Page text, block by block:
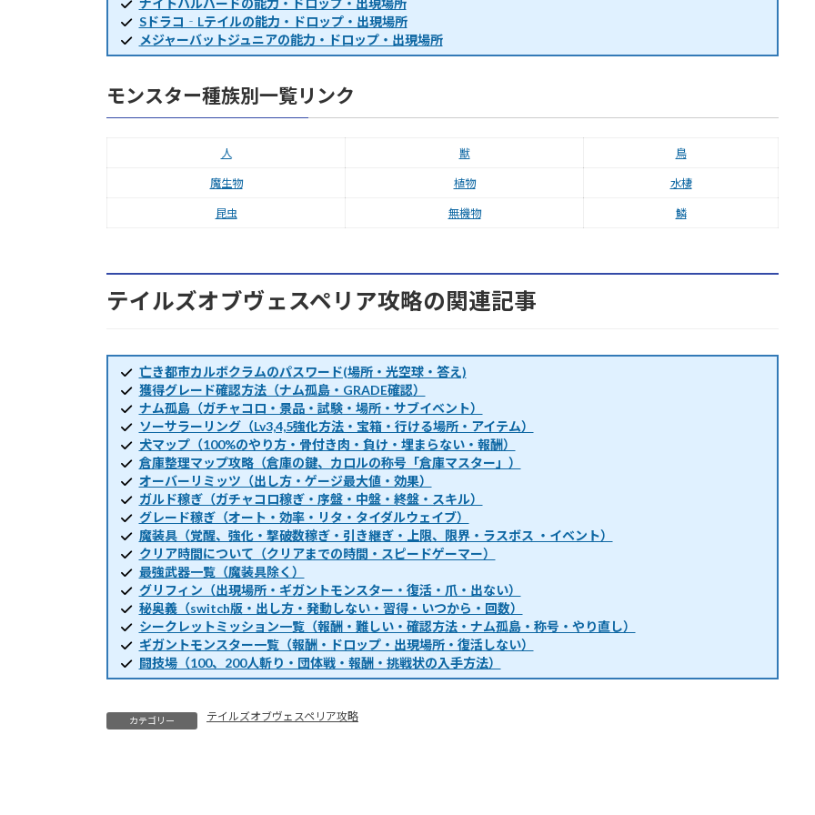
ナイトハルバードの能力・ドロップ・出現場所
Sドラコ‐Lテイルの能力・ドロップ・出現場所
メジャーバットジュニアの能力・ドロップ・出現場所
モンスター種族別一覧リンク
人 獣 鳥
魔生物 植物 水棲
昆虫 無機物 鱗
テイルズオブヴェスペリア攻略の関連記事
亡き都市カルボクラムのパスワード(場所・光空球・答え)
獲得グレード確認方法（ナム孤島・GRADE確認）
ナム孤島（ガチャコロ・景品・試験・場所・サブイベント）
ソーサラーリング（Lv3,4,5強化方法・宝箱・行ける場所・アイテム）
犬マップ（100%のやり方・骨付き肉・負け・埋まらない・報酬）
倉庫整理マップ攻略（倉庫の鍵、カロルの称号「倉庫マスター」）
オーバーリミッツ（出し方・ゲージ最大値・効果）
ガルド稼ぎ（ガチャコロ稼ぎ・序盤・中盤・終盤・スキル）
グレード稼ぎ（オート・効率・リタ・タイダルウェイブ）
魔装具（覚醒、強化・撃破数稼ぎ・引き継ぎ・上限、限界・ラスボス ・イベント）
クリア時間について（クリアまでの時間・スピードゲーマー）
最強武器一覧（魔装具除く）
グリフィン（出現場所・ギガントモンスター・復活・爪・出ない）
秘奥義（switch版・出し方・発動しない・習得・いつから・回数）
シークレットミッション一覧（報酬・難しい・確認方法・ナム孤島・称号・やり直し）
ギガントモンスター一覧（報酬・ドロップ・出現場所・復活しない）
闘技場（100、200人斬り・団体戦・報酬・挑戦状の入手方法）
カテゴリー テイルズオブヴェスペリア攻略